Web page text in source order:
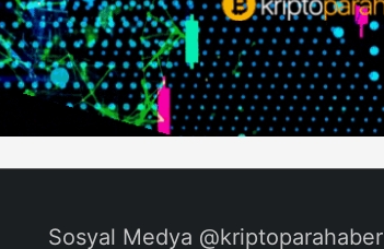
Sosyal Medya @kriptoparahaber